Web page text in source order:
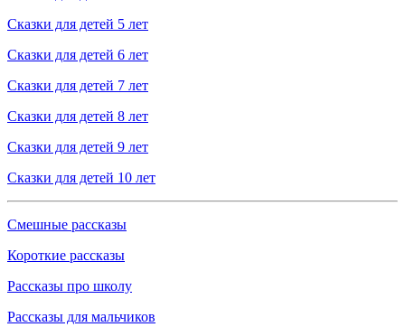
Сказки для детей 5 лет
Сказки для детей 6 лет
Сказки для детей 7 лет
Сказки для детей 8 лет
Сказки для детей 9 лет
Сказки для детей 10 лет
Смешные рассказы
Короткие рассказы
Рассказы про школу
Рассказы для мальчиков